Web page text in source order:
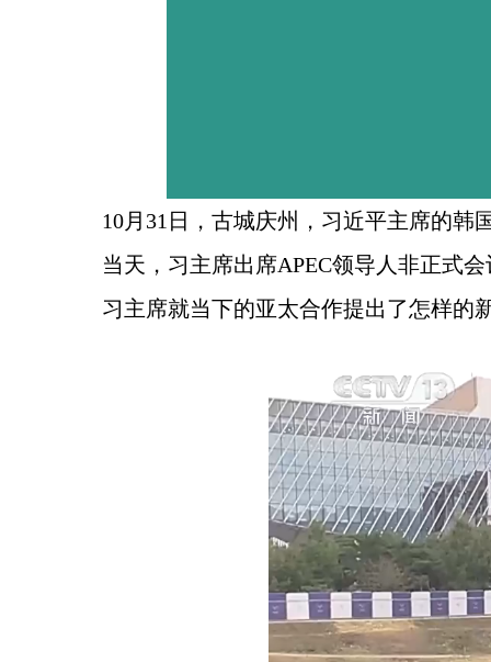
10月31日，古城庆州，习近平主席的韩
当天，习主席出席APEC领导人非正式
习主席就当下的亚太合作提出了怎样的